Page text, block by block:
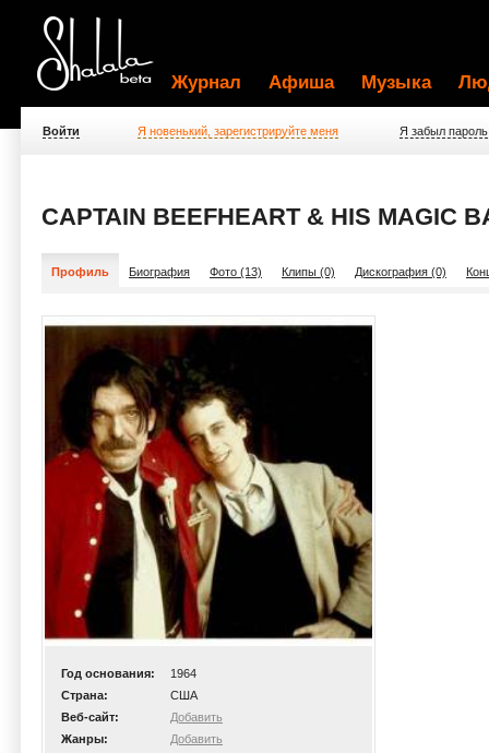
Журнал Афиша Музыка
Войти Я новенький, зарегистрируйте меня Я забыл пароль
CAPTAIN BEEFHEART & HIS MAGIC
Профиль Биография Фото (13) Клипы (0) Дискография (0)
Год основания:
1964
Страна:
США
Веб-сайт:
Добавить
Жанры:
Добавить